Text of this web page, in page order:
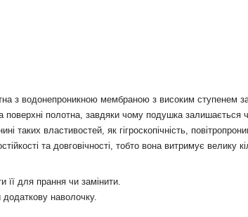
з водонепроникною мембраною з високим ступенем
поверхні полотна, завдяки чому подушка
властивостей, як гігроскопічність,
та довговічності, тобто вона витримує велику
її для прання чи замінити.
наволочку.